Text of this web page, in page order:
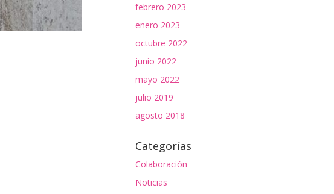
febrero 2023
enero 2023
octubre 2022
junio 2022
mayo 2022
julio 2019
agosto 2018
Categorías
Colaboración
Noticias